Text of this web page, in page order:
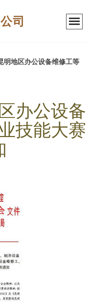
司
明地区办公设备维修工等
办公设备
技能大赛